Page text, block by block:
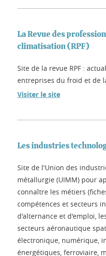
La Revue des
climatisation (RPF)
Site de la revue RPF :
entreprises du froid et de
Visiter le site
Les industries
Site de l'Union des
métallurgie (UIMM) pour
connaître les métiers
compétences et secteurs
d'alternance et d'emploi,
secteurs aéronautique
électronique, numérique,
énergétiques, ferroviaire,